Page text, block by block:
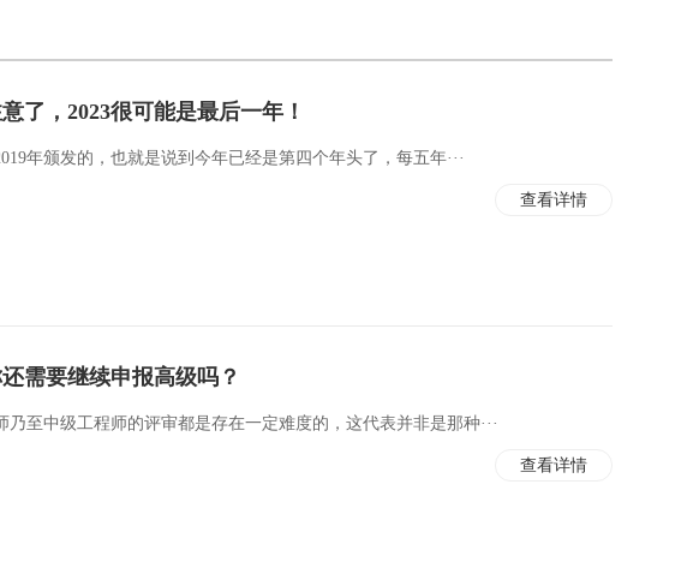
了，2023很可能是最后一年！
年颁发的，也就是说到今年已经是第四个年头了，每五年···
查看详情
需要继续申报高级吗？
至中级工程师的评审都是存在一定难度的，这代表并非是那种···
查看详情